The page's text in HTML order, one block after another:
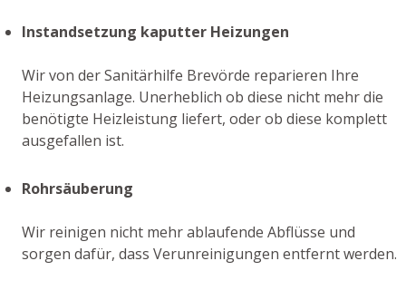
Instandsetzung kaputter Heizungen
Wir von der Sanitärhilfe Brevörde reparieren Ihre
Heizungsanlage. Unerheblich ob diese nicht mehr die
benötigte Heizleistung liefert, oder ob diese komplett
ausgefallen ist.
Rohrsäuberung
Wir reinigen nicht mehr ablaufende Abflüsse und
sorgen dafür, dass Verunreinigungen entfernt werden.